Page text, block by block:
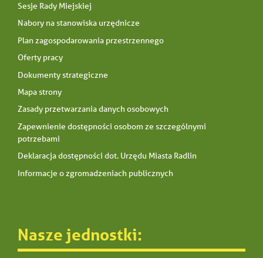
Sesje Rady Miejskiej
Nabory na stanowiska urzędnicze
Plan zagospodarowania przestrzennego
Oferty pracy
Dokumenty strategiczne
Mapa strony
Zasady przetwarzania danych osobowych
Zapewnienie dostępności osobom ze szczególnymi
potrzebami
Deklaracja dostępności dot. Urzędu Miasta Radlin
Informacje o zgromadzeniach publicznych
Nasze jednostki: